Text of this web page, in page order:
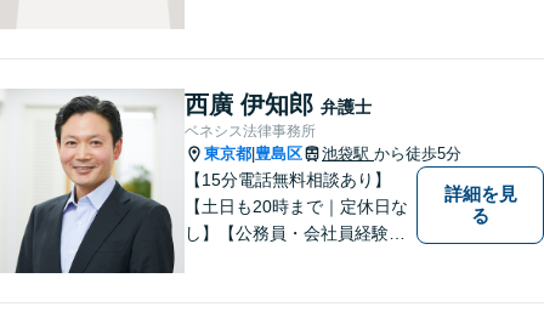
の経験と持ち前の情熱で手厚
くサポートさせていただきま
す。【フランス語対応可能】
西廣 伊知郎 弁護士
ベネシス法律事務所
東京都 豊島区 池袋駅 から徒歩5分
【15分電話無料相談あり】
【土日も20時まで｜定休日な
し】【公務員・会社員経験あ
詳細を見
る